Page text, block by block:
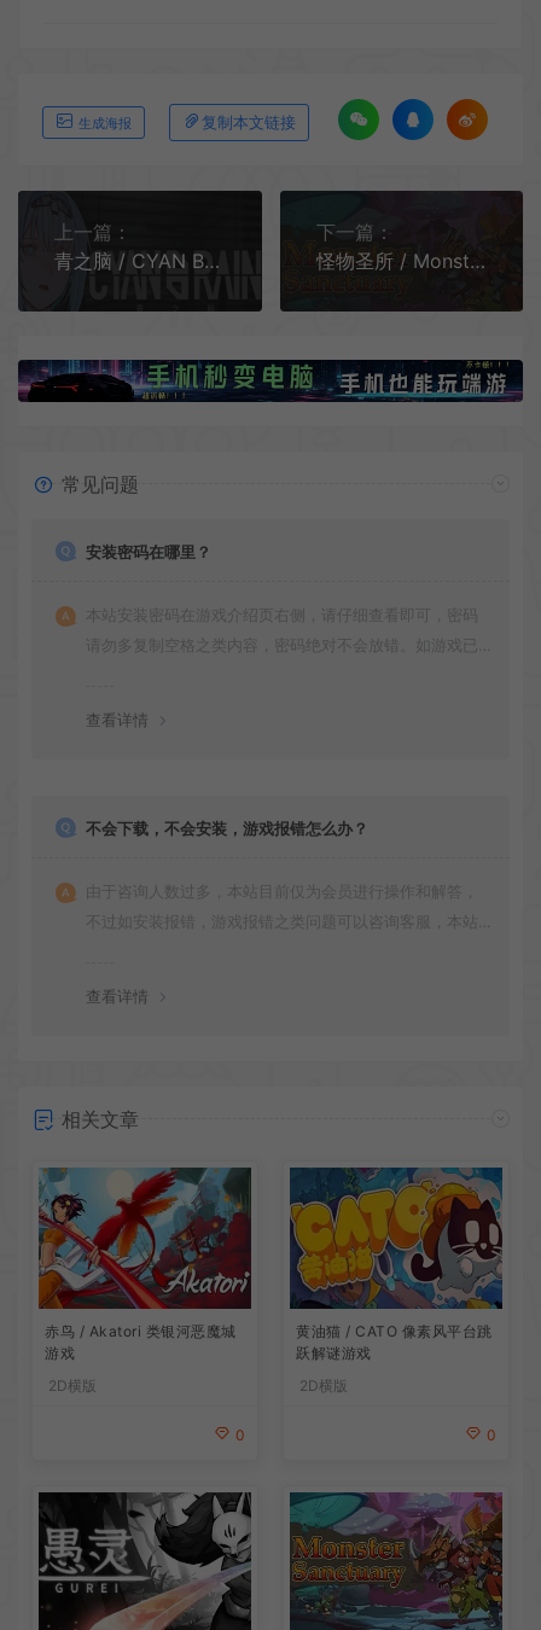
生成海报 复制本文链接
上一篇：
青之脑 / CYAN BRAIN 科幻横版卷轴动作游戏
下一篇：
怪物圣所 / Monster Sanctuary 卡通回合制横板动作游戏
常见问题
安装密码在哪里？
本站安装密码在游戏介绍页右侧，请仔细查看即可，密码
请勿多复制空格之类内容，密码绝对不会放错。如游戏已
查看详情
不会下载，不会安装，游戏报错怎么办？
由于咨询人数过多，本站目前仅为会员进行操作和解答，
不过如安装报错，游戏报错之类问题可以咨询客服，本站
查看详情
相关文章
赤鸟 / Akatori 类银河恶魔城
游戏
2D横版
0
黄油猫 / CATO 像素风平台跳
跃解谜游戏
2D横版
0